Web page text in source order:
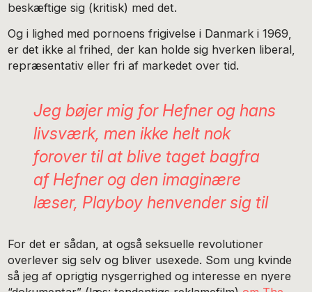
beskæftige sig (kritisk) med det.
Og i lighed med pornoens frigivelse i Danmark i 1969,
er det ikke al frihed, der kan holde sig hverken liberal,
repræsentativ eller fri af markedet over tid.
Jeg bøjer mig for Hefner og hans
livsværk, men ikke helt nok
forover til at blive taget bagfra
af Hefner og den imaginære
læser, Playboy henvender sig til
For det er sådan, at også seksuelle revolutioner
overlever sig selv og bliver usexede. Som ung kvinde
så jeg af oprigtig nysgerrighed og interesse en nyere